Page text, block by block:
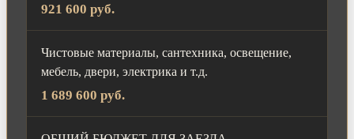
921 600 руб.
Чистовые материалы, сантехника, освещение,
мебель, двери, электрика и т.д.
1 689 600 руб.